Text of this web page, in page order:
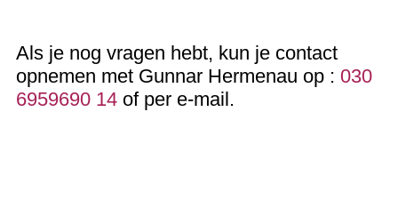
Als je nog vragen hebt, kun je contact
opnemen met Gunnar Hermenau op : 030
6959690 14 of per e-mail.